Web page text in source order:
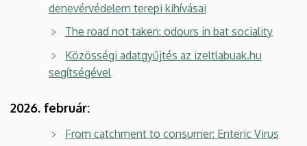
denevérvédelem terepi kihívásai
The road not taken: odours in bat sociality
Közösségi adatgyűjtés az izeltlabuak.hu
segítségével
2026. február:
From catchment to consumer: Enteric Virus